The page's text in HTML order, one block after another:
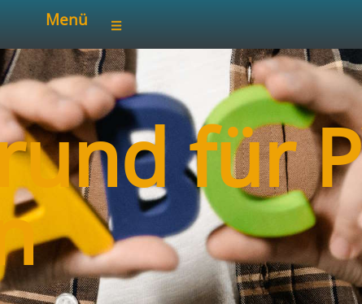
Menü
für